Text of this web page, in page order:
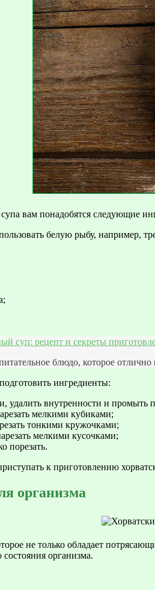
вам понадобятся следующие
белую рыбу, например,
суп: рецепт и секреты
блюдо, которое
ингредиенты:
удалить внутренности и промыть
мелкими кубиками;
тонкими кружочками;
мелкими кусочками;
порезать.
к приготовлению
организма
не только обладает
организма.